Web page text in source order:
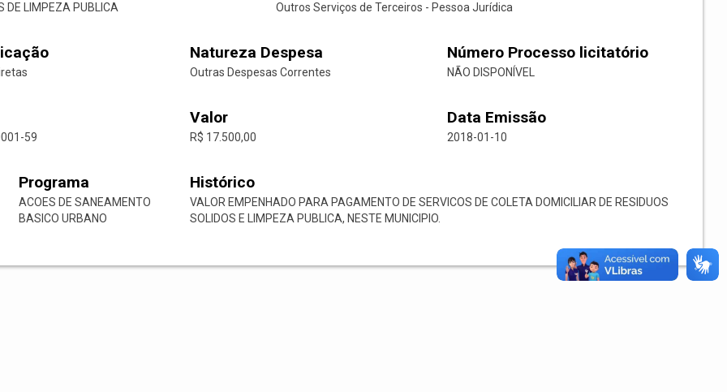
DE LIMPEZA PUBLICA Outros Serviços de Terceiros - Pessoa Jurídica
Natureza Despesa
Outras Despesas Correntes
Número Processo licitatório
NÃO DISPONÍVEL
59
Valor
R$ 17.500,00
Data Emissão
2018-01-10
Programa
ACOES DE SANEAMENTO
BASICO URBANO
Histórico
VALOR EMPENHADO PARA PAGAMENTO DE SERVICOS DE COLETA DOMICILIAR DE RESIDUOS
SOLIDOS E LIMPEZA PUBLICA, NESTE MUNICIPIO.